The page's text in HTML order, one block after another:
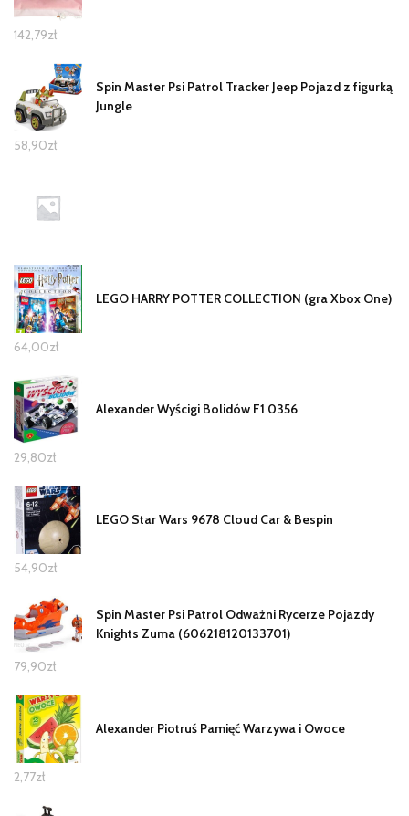
142,79zł
Spin Master Psi Patrol Tracker Jeep Pojazd z figurką
Jungle
58,90zł
LEGO HARRY POTTER COLLECTION (gra Xbox One)
64,00zł
Alexander Wyścigi Bolidów F1 0356
29,80zł
LEGO Star Wars 9678 Cloud Car & Bespin
54,90zł
Spin Master Psi Patrol Odważni Rycerze Pojazdy
Knights Zuma (606218120133701)
79,90zł
Alexander Piotruś Pamięć Warzywa i Owoce
2,77zł